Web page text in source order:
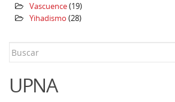
Vascuence(19)
Yihadismo (28)
for:
UPNA